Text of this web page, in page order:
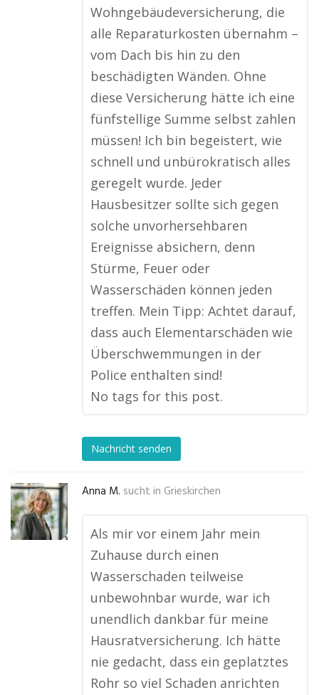
Wohngebäudeversicherung, die
alle Reparaturkosten übernahm –
vom Dach bis hin zu den
beschädigten Wänden. Ohne
diese Versicherung hätte ich eine
fünfstellige Summe selbst zahlen
müssen! Ich bin begeistert, wie
schnell und unbürokratisch alles
geregelt wurde. Jeder
Hausbesitzer sollte sich gegen
solche unvorhersehbaren
Ereignisse absichern, denn
Stürme, Feuer oder
Wasserschäden können jeden
treffen. Mein Tipp: Achtet darauf,
dass auch Elementarschäden wie
Überschwemmungen in der
Police enthalten sind!
No tags for this post.
Nachricht senden
Anna M. sucht in Grieskirchen
Als mir vor einem Jahr mein
Zuhause durch einen
Wasserschaden teilweise
unbewohnbar wurde, war ich
unendlich dankbar für meine
Hausratversicherung. Ich hätte
nie gedacht, dass ein geplatztes
Rohr so viel Schaden anrichten